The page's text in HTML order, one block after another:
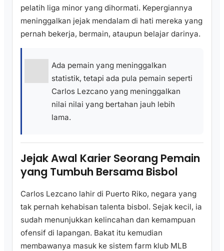
pelatih liga minor yang dihormati. Kepergiannya
meninggalkan jejak mendalam di hati mereka yang
pernah bekerja, bermain, ataupun belajar darinya.
Ada pemain yang meninggalkan
statistik, tetapi ada pula pemain seperti
Carlos Lezcano yang meninggalkan
nilai nilai yang bertahan jauh lebih
lama.
Jejak Awal Karier Seorang Pemain
yang Tumbuh Bersama Bisbol
Carlos Lezcano lahir di Puerto Riko, negara yang
tak pernah kehabisan talenta bisbol. Sejak kecil, ia
sudah menunjukkan kelincahan dan kemampuan
ofensif di lapangan. Bakat itu kemudian
membawanya masuk ke sistem farm klub MLB